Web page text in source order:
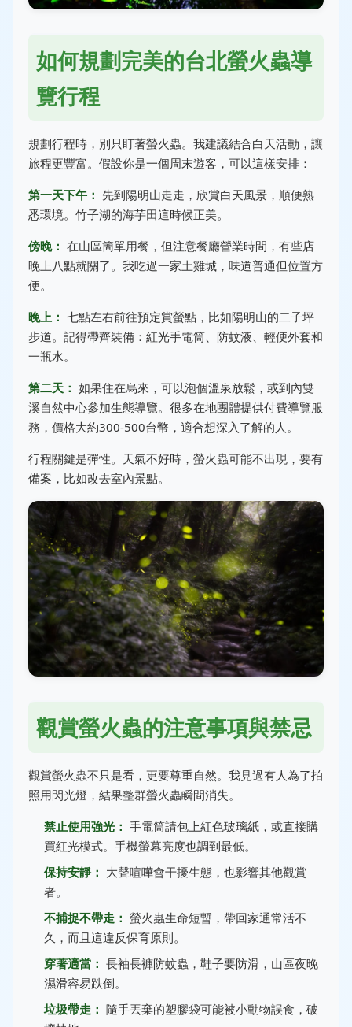
如何規劃完美的台北螢火蟲導
覽行程
規劃行程時，別只盯著螢火蟲。我建議結合白天活動，讓
旅程更豐富。假設你是一個周末遊客，可以這樣安排：
第一天下午： 先到陽明山走走，欣賞白天風景，順便熟
悉環境。竹子湖的海芋田這時候正美。
傍晚： 在山區簡單用餐，但注意餐廳營業時間，有些店
晚上八點就關了。我吃過一家土雞城，味道普通但位置方
便。
晚上： 七點左右前往預定賞螢點，比如陽明山的二子坪
步道。記得帶齊裝備：紅光手電筒、防蚊液、輕便外套和
一瓶水。
第二天： 如果住在烏來，可以泡個溫泉放鬆，或到內雙
溪自然中心參加生態導覽。很多在地團體提供付費導覽服
務，價格大約300-500台幣，適合想深入了解的人。
行程關鍵是彈性。天氣不好時，螢火蟲可能不出現，要有
備案，比如改去室內景點。
觀賞螢火蟲的注意事項與禁忌
觀賞螢火蟲不只是看，更要尊重自然。我見過有人為了拍
照用閃光燈，結果整群螢火蟲瞬間消失。
禁止使用強光： 手電筒請包上紅色玻璃紙，或直接購
買紅光模式。手機螢幕亮度也調到最低。
保持安靜： 大聲喧嘩會干擾生態，也影響其他觀賞
者。
不捕捉不帶走： 螢火蟲生命短暫，帶回家通常活不
久，而且這違反保育原則。
穿著適當： 長袖長褲防蚊蟲，鞋子要防滑，山區夜晚
濕滑容易跌倒。
垃圾帶走： 隨手丟棄的塑膠袋可能被小動物誤食，破